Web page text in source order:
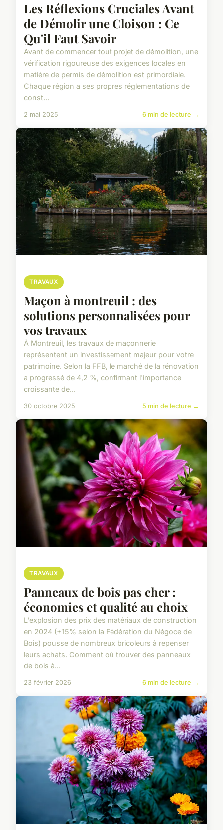
Les Réflexions Cruciales Avant
de Démolir une Cloison : Ce
Qu'il Faut Savoir
Avant de commencer tout projet de démolition, une
vérification rigoureuse des exigences locales en
matière de permis de démolition est primordiale.
Chaque région a ses propres réglementations de
const...
2 mai 2025 6 min de lecture →
TRAVAUX
Maçon à montreuil : des
solutions personnalisées pour
vos travaux
À Montreuil, les travaux de maçonnerie
représentent un investissement majeur pour votre
patrimoine. Selon la FFB, le marché de la rénovation
a progressé de 4,2 %, confirmant l'importance
croissante de...
30 octobre 2025 5 min de lecture →
TRAVAUX
Panneaux de bois pas cher :
économies et qualité au choix
L'explosion des prix des matériaux de construction
en 2024 (+15% selon la Fédération du Négoce de
Bois) pousse de nombreux bricoleurs à repenser
leurs achats. Comment où trouver des panneaux
de bois à...
23 février 2026 6 min de lecture →